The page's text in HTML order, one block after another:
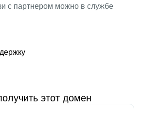
с партнером можно в службе
этот домен